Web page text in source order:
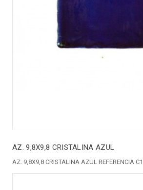
AZ. 9,8X9,8 CRISTALINA AZUL
AZ. 9,8X9,8 CRISTALINA AZUL REFERENCIA